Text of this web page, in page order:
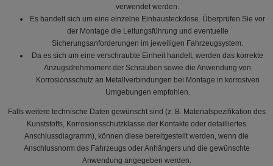
verwendet werden.
Es handelt sich um eine einzelne Einbausteckdose. Überprüfen Sie vor
der Montage die Leitungsführung und eventuelle
Sicherungsanforderungen im jeweiligen Fahrzeugsystem.
Da es sich um eine verschraubte Einheit handelt, werden das korrekte
Anzugsdrehmoment der Schrauben sowie die Anwendung von
Korrosionsschutz an Metallverbindungen bei Montage in korrosiven
Umgebungen empfohlen.
Falls weitere technische Daten gewünscht sind (z. B. Materialspezifikation des
Kunststoffs, Korrosionsschutzklasse der Kontakte oder detailliertes
Anschlussdiagramm), können diese bereitgestellt werden, wenn die
Anschlussnorm des Fahrzeugs oder Anhängers und die gewünschte
Anwendung angegeben werden.